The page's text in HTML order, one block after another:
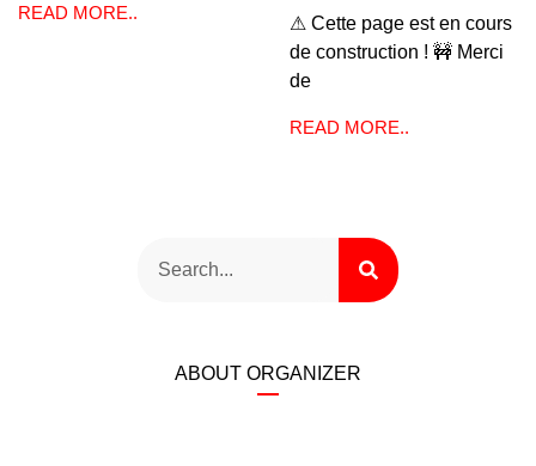
READ MORE..
⚠ Cette page est en cours
de construction ! 🚧 Merci
de
READ MORE..
ABOUT ORGANIZER